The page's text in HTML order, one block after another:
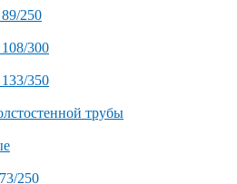
250
300
350
трубы
250